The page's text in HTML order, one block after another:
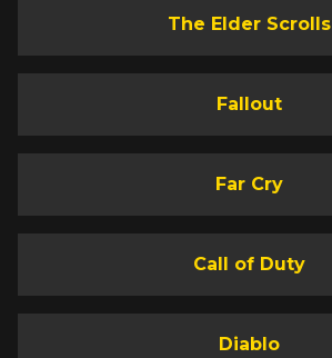
The Elder Scrolls
Fallout
Far Cry
Call of Duty
Diablo